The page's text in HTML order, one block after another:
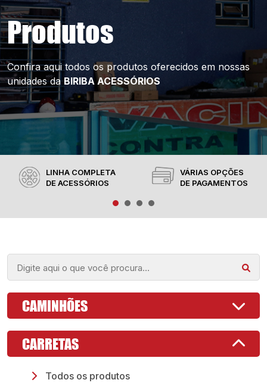
Produtos
Confira aqui todos os produtos oferecidos em nossas
unidades da BIRIBA ACESSÓRIOS
LINHA COMPLETA
DE ACESSÓRIOS
VÁRIAS OPÇÕES
DE PAGAMENTOS
CAMINHÕES
CARRETAS
Todos os produtos